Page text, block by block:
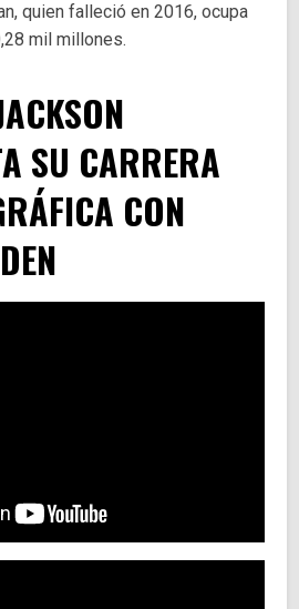
quien falleció en 2016, ocupa
mil millones.
SU CARRERA
CON